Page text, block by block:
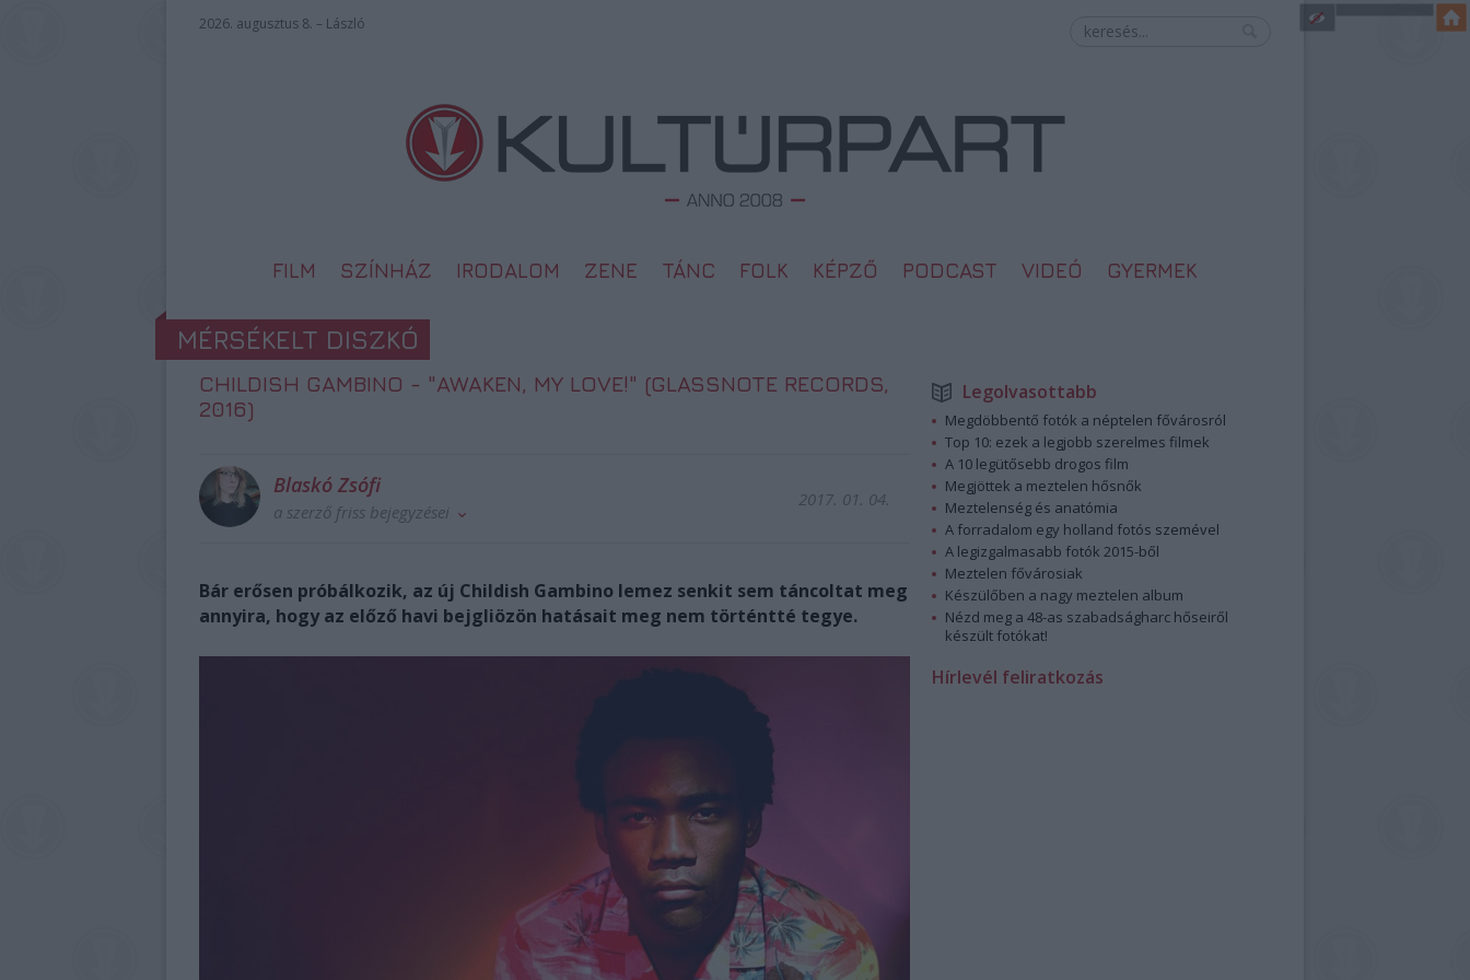
2026. augusztus 8. – László
FILM SZÍNHÁZ IRODALOM ZENE TÁNC FOLK KÉPZŐ PODCAST VIDEÓ GYERMEK
MÉRSÉKELT DISZKÓ
CHILDISH GAMBINO - "AWAKEN, MY LOVE!" (GLASSNOTE RECORDS,
2016)
Blaskó Zsófi
a szerző friss bejegyzései
2017. 01. 04.
Bár erősen próbálkozik, az új Childish Gambino lemez senkit sem táncoltat meg
annyira, hogy az előző havi bejgliözön hatásait meg nem történtté tegye.
Legolvasottabb
Megdöbbentő fotók a néptelen fővárosról
Top 10: ezek a legjobb szerelmes filmek
A 10 legütősebb drogos film
Megjöttek a meztelen hősnők
Meztelenség és anatómia
A forradalom egy holland fotós szemével
A legizgalmasabb fotók 2015-ből
Meztelen fővárosiak
Készülőben a nagy meztelen album
Nézd meg a 48-as szabadságharc hőseiről
készült fotókat!
Hírlevél feliratkozás